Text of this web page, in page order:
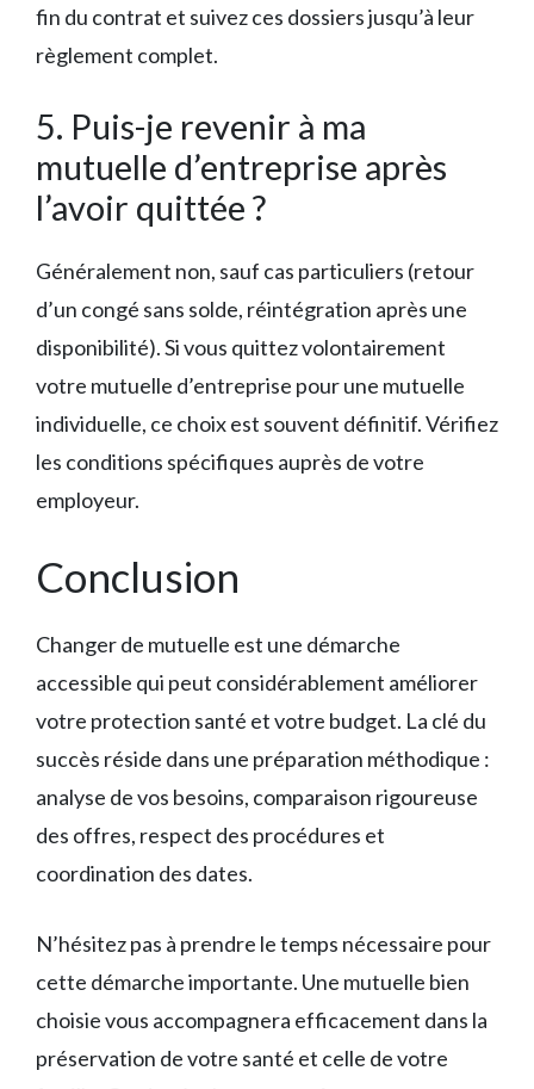
fin du contrat et suivez ces dossiers jusqu’à leur
règlement complet.
5. Puis-je revenir à ma
mutuelle d’entreprise après
l’avoir quittée ?
Généralement non, sauf cas particuliers (retour
d’un congé sans solde, réintégration après une
disponibilité). Si vous quittez volontairement
votre mutuelle d’entreprise pour une mutuelle
individuelle, ce choix est souvent définitif. Vérifiez
les conditions spécifiques auprès de votre
employeur.
Conclusion
Changer de mutuelle est une démarche
accessible qui peut considérablement améliorer
votre protection santé et votre budget. La clé du
succès réside dans une préparation méthodique :
analyse de vos besoins, comparaison rigoureuse
des offres, respect des procédures et
coordination des dates.
N’hésitez pas à prendre le temps nécessaire pour
cette démarche importante. Une mutuelle bien
choisie vous accompagnera efficacement dans la
préservation de votre santé et celle de votre